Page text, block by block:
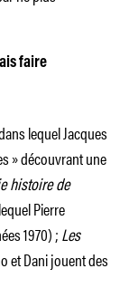
faire
lequel Jacques
» découvrant une
histoire de
Pierre
1970) ;Les
et Dani jouent des